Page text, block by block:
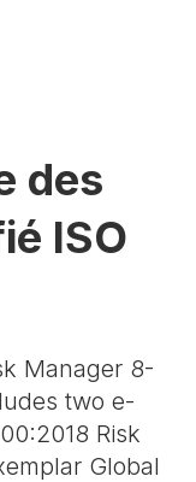
des
ISO
Manager 8-
two e-
Risk
Global